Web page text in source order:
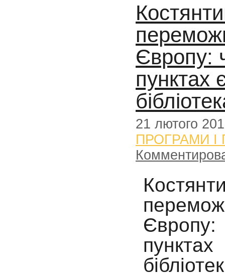
Європу:
пунктах
21 лютого
ПРОГРАМИ І